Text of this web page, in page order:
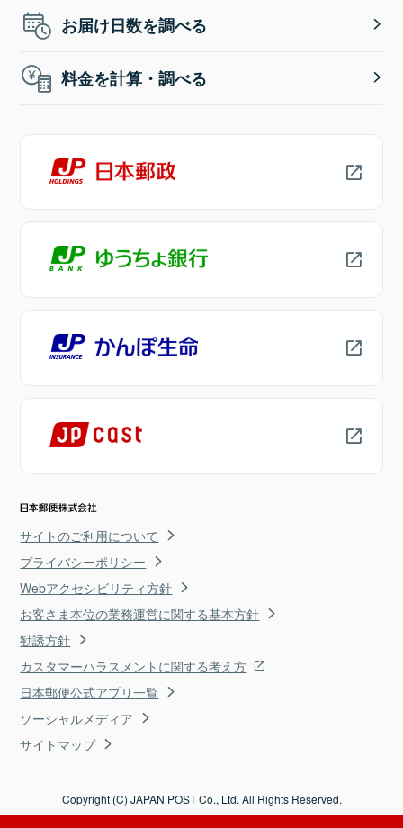
お届け日数を調べる
料金を計算・調べる
サイトのご利用について
プライバシーポリシー
Webアクセシビリティ方針
お客さま本位の業務運営に関する基本方針
勧誘方針
カスタマーハラスメントに関する考え方
日本郵便公式アプリ一覧
ソーシャルメディア
サイトマップ
Copyright (C) JAPAN POST Co., Ltd. All Rights Reserved.